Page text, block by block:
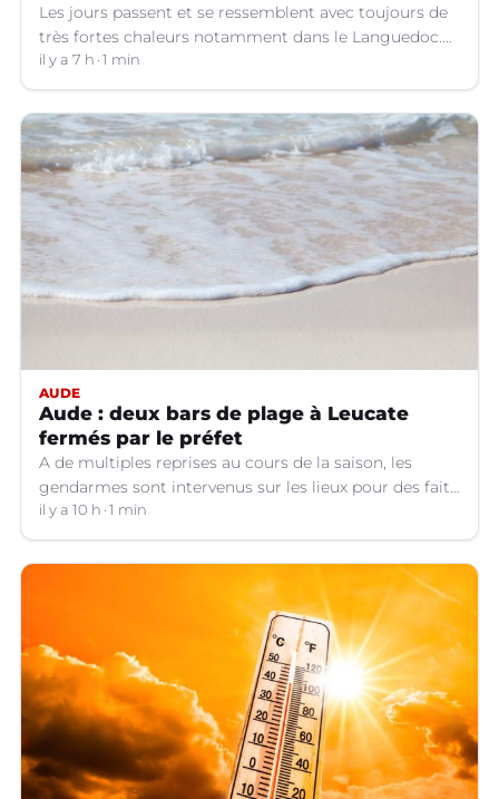
Les jours passent et se ressemblent avec toujours de
très fortes chaleurs notamment dans le Languedoc.
Jusqu’à quand ?
il y a 7 h 1 min
AUDE
Aude : deux bars de plage à Leucate
fermés par le préfet
A de multiples reprises au cours de la saison, les
gendarmes sont intervenus sur les lieux pour des faits
de violences, de consommation d'alcool, de rixes, de
tapage, de stationnement...
il y a 10 h 1 min